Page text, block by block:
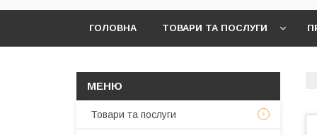
ГОЛОВНА ТОВАРИ ТА ПОСЛУГИ
Товари та послуги